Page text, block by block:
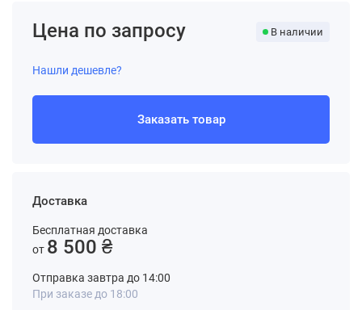
Доставка
Бесплатная доставка
от 8 500 ₴
Отправка завтра до 14:00
При заказе до 18:00
Цена по запросу В наличии
Нашли дешевле?
Заказать товар